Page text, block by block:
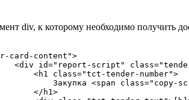
div, к которому необходимо получить
card-content">
<div id="report-script"
<h1 class="tct-tender-number">
Закупка <span class="copy-
</h1>